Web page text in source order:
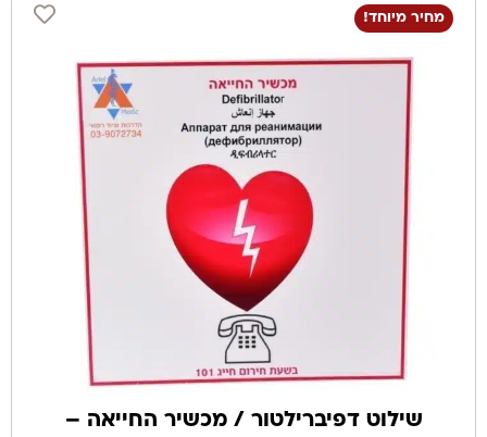
מחיר מיוחד!
שילוט דפיברילטור / מכשיר החייאה –